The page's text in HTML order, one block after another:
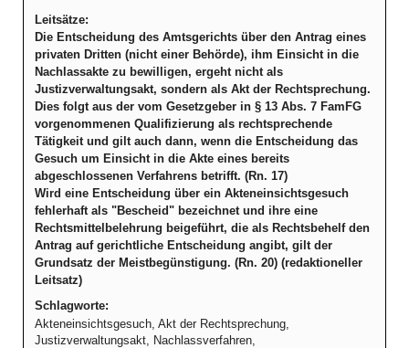
Leitsätze:
Die Entscheidung des Amtsgerichts über den Antrag eines
privaten Dritten (nicht einer Behörde), ihm Einsicht in die
Nachlassakte zu bewilligen, ergeht nicht als
Justizverwaltungsakt, sondern als Akt der Rechtsprechung.
Dies folgt aus der vom Gesetzgeber in § 13 Abs. 7 FamFG
vorgenommenen Qualifizierung als rechtsprechende
Tätigkeit und gilt auch dann, wenn die Entscheidung das
Gesuch um Einsicht in die Akte eines bereits
abgeschlossenen Verfahrens betrifft. (Rn. 17)
Wird eine Entscheidung über ein Akteneinsichtsgesuch
fehlerhaft als "Bescheid" bezeichnet und ihre eine
Rechtsmittelbelehrung beigeführt, die als Rechtsbehelf den
Antrag auf gerichtliche Entscheidung angibt, gilt der
Grundsatz der Meistbegünstigung. (Rn. 20) (redaktioneller
Leitsatz)
Schlagworte:
Akteneinsichtsgesuch, Akt der Rechtsprechung,
Justizverwaltungsakt, Nachlassverfahren,